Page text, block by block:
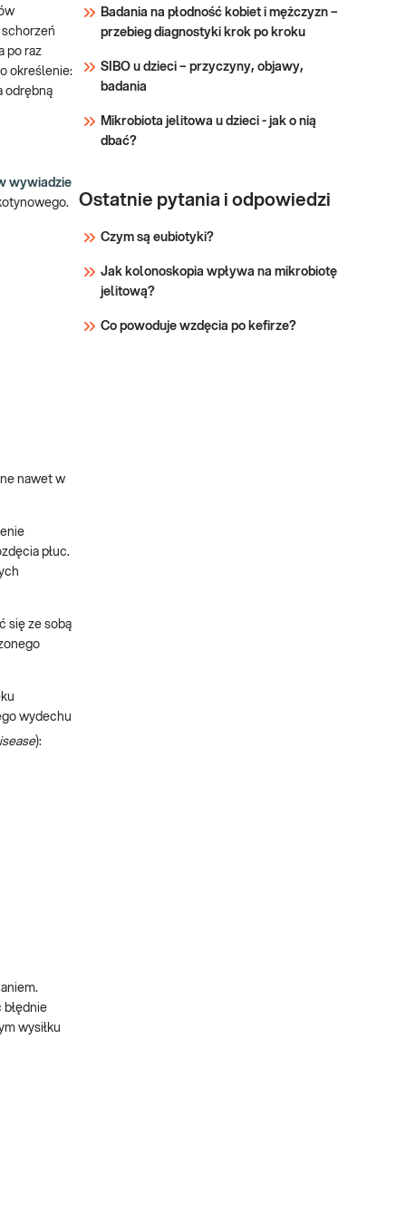
po raz
określenie:
odrębną
wywiadzie
nawet w
płuc.
się ze sobą
wydechu
):
wysiłku
Źródłem zakażenia jest
chory, który rozsiewa
kichania, ka
Sprawdź
Badania na płodność kobiet i mężczyzn –
przebieg diagnostyki krok po kroku
SIBO u dzieci – przyczyny, objawy,
badania
Mikrobiota jelitowa u dzieci - jak o nią
dbać?
Ostatnie pytania i odpowiedzi
Czym są eubiotyki?
Jak kolonoskopia wpływa na mikrobiotę
jelitową?
Co powoduje wzdęcia po kefirze?